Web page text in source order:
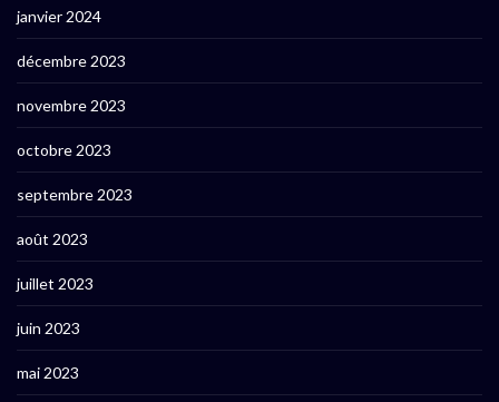
janvier 2024
décembre 2023
novembre 2023
octobre 2023
septembre 2023
août 2023
juillet 2023
juin 2023
mai 2023